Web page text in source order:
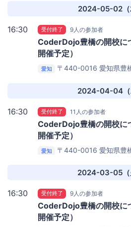
2024-05-02（
16:30 受付終了 9人の参加者
CoderDojo豊橋の開校に
開催予定）
愛知 〒440-0016 愛知県豊
2024-04-04（
16:30 受付終了 11人の参加者
CoderDojo豊橋の開校
開催予定）
愛知 〒440-0016 愛知県豊
2024-03-05（
16:30 受付終了 9人の参加者
CoderDojo豊橋の開校
開催予定）